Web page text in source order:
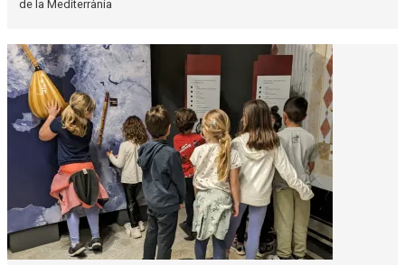
de la Mediterrània